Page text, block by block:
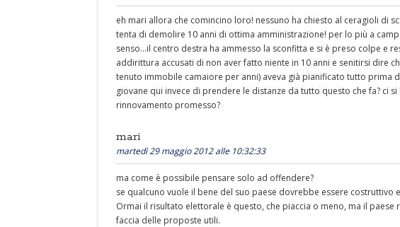
eh mari allora che comincino loro! nessuno ha chiesto al ceragioli di
tenta di demolire 10 anni di ottima amministrazione! per lo più a
senso...il centro destra ha ammesso la sconfitta e si è preso colpe e
addirittura accusati di non aver fatto niente in 10 anni e senitirsi dire
tenuto immobile camaiore per anni) aveva già pianificato tutto prima
giovane qui invece di prendere le distanze da tutto questo che fa? ci
rinnovamento promesso?
mari
martedì 29 maggio 2012 alle 10:32:33
ma come è possibile pensare solo ad offendere?
se qualcuno vuole il bene del suo paese dovrebbe essere costruttivo
Ormai il risultato elettorale è questo, che piaccia o meno, ma il paese
faccia delle proposte utili.